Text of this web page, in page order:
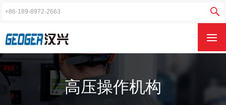
高压操作机构